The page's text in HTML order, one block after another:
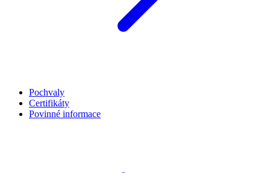
Pochvaly
Certifikáty
Povinné informace